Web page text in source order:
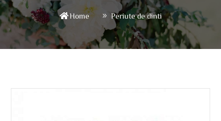
Home Periute de dinti